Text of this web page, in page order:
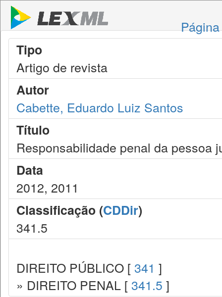
Tipo
Artigo de revista
Autor
Cabette, Eduardo Luiz Santos
Título
Responsabilidade penal da pessoa
Data
2012, 2011
Classificação (CDDir)
341.5
DIREITO PÚBLICO [ 341 ]
» DIREITO PENAL [ 341.5 ]